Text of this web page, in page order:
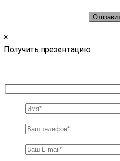
×
Получить презентацию